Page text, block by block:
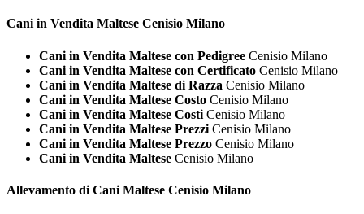
Cani in Vendita Maltese Cenisio Milano
Cani in Vendita Maltese con Pedigree Cenisio Milano
Cani in Vendita Maltese con Certificato Cenisio Milano
Cani in Vendita Maltese di Razza Cenisio Milano
Cani in Vendita Maltese Costo Cenisio Milano
Cani in Vendita Maltese Costi Cenisio Milano
Cani in Vendita Maltese Prezzi Cenisio Milano
Cani in Vendita Maltese Prezzo Cenisio Milano
Cani in Vendita Maltese Cenisio Milano
Allevamento di Cani Maltese Cenisio Milano